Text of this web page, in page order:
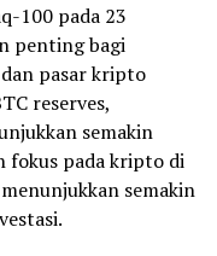
100 pada 23
penting bagi
pasar kripto
reserves,
semakin
fokus pada kripto di
semakin